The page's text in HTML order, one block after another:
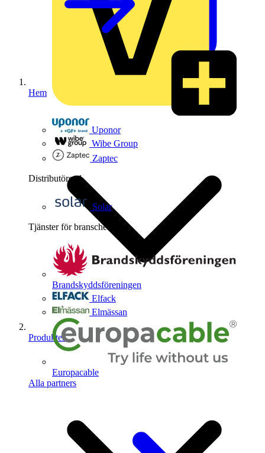
Uponor
Wibe Group
Zaptec
Distributörer 1
Solar
Tjänster för branschen
Brandskyddsföreningen
Elfack
Elmässan
Europacable
Alla partners
Hem
Produkter